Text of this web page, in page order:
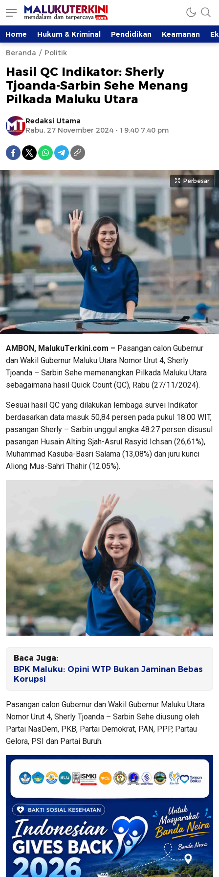
Home Hukum & Kriminal Pendidikan Keamanan
Beranda Politik
Hasil QC Indikator: Sherly
Tjoanda-Sarbin Sehe Menang
Pilkada Maluku Utara
Redaksi Utama
Rabu, 27 November 2024 - 19:40 7:40 pm
Perbesar
AMBON, MalukuTerkini.com – Pasangan calon Gubernur
dan Wakil Gubernur Maluku Utara Nomor Urut 4, Sherly
Tjoanda – Sarbin Sehe memenangkan Pilkada Maluku Utara
sebagaimana hasil Quick Count (QC), Rabu (27/11/2024).
Sesuai hasil QC yang dilakukan lembaga survei Indikator
berdasarkan data masuk 50,84 persen pada pukul 18.00 WIT,
pasangan Sherly – Sarbin unggul angka 48.27 persen disusul
pasangan Husain Alting Sjah-Asrul Rasyid Ichsan (26,61%),
Muhammad Kasuba-Basri Salama (13,08%) dan juru kunci
Aliong Mus-Sahri Thahir (12.05%).
Baca Juga:
BPK Maluku: Opini WTP Bukan Jaminan Bebas
Korupsi
Pasangan calon Gubernur dan Wakil Gubernur Maluku Utara
Nomor Urut 4, Sherly Tjoanda – Sarbin Sehe diusung oleh
Partai NasDem, PKB, Partai Demokrat, PAN, PPP, Partau
Gelora, PSI dan Partai Buruh.